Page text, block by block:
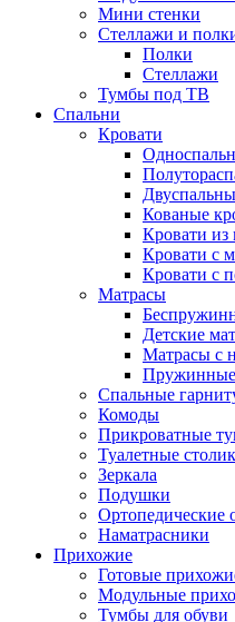
Мини стенки
Стеллажи и
Полки
Стеллажи
Тумбы под ТВ
Спальни
Кровати
Кованые
Кровати из
Кровати с
Кровати с
Матрасы
Детские
Матрасы с
Пружинные
Спальные
Комоды
Прикроватные
Туалетные
Зеркала
Подушки
Ортопедические
Наматрасники
Прихожие
Готовые
Модульные
Тумбы для обуви